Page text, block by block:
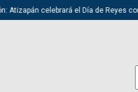
celebrará el Día de Reyes con un